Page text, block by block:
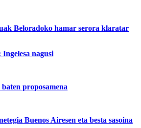
Beloradoko hamar serora klaratar
nagusi
proposamena
Buenos Airesen eta besta sasoina